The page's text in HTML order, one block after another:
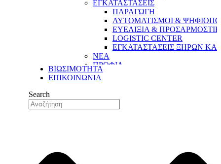
ΕΓΚΑΤΑΣΤΑΣΕΙΣ
ΠΑΡΑΓΩΓΗ
ΑΥΤΟΜΑΤΙΣΜΟΙ &
ΕΥΕΛΙΞΙΑ &
LOGISTIC CENTER
ΕΓΚΑΤΑΣΤΑΣΕΙΣ ΞΗΡΩΝ
ΝΕΑ
ΠΡΟΦΙΛ
ΟΙ ΑΝΘΡΩΠΟΙ ΜΑΣ
ΤΟ ΔΙΚΤΥΟ ΕΞΑΓΩΓΩΝ ΜΑΣ
ΒΙΩΣΙΜΟΤΗΤΑ
ΕΠΙΚΟΙΝΩΝΙΑ
Search